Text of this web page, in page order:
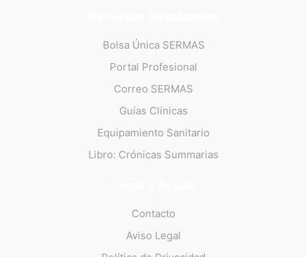
Bolsa Única SERMAS
Portal Profesional
Correo SERMAS
Guías Clínicas
Equipamiento Sanitario
Libro: Crónicas Summarias
Contacto
Aviso Legal